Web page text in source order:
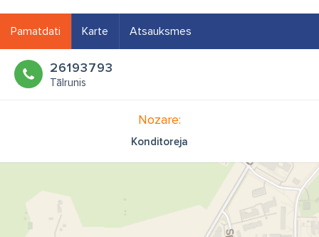
Pamatdati Karte Atsauksmes
26193793
Tālrunis
Nozare:
Konditoreja